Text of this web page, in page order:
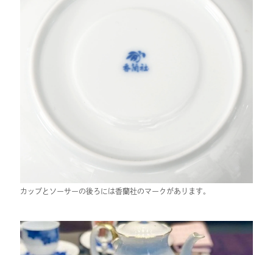
カップとソーサーの後ろには香蘭社のマークがあります。